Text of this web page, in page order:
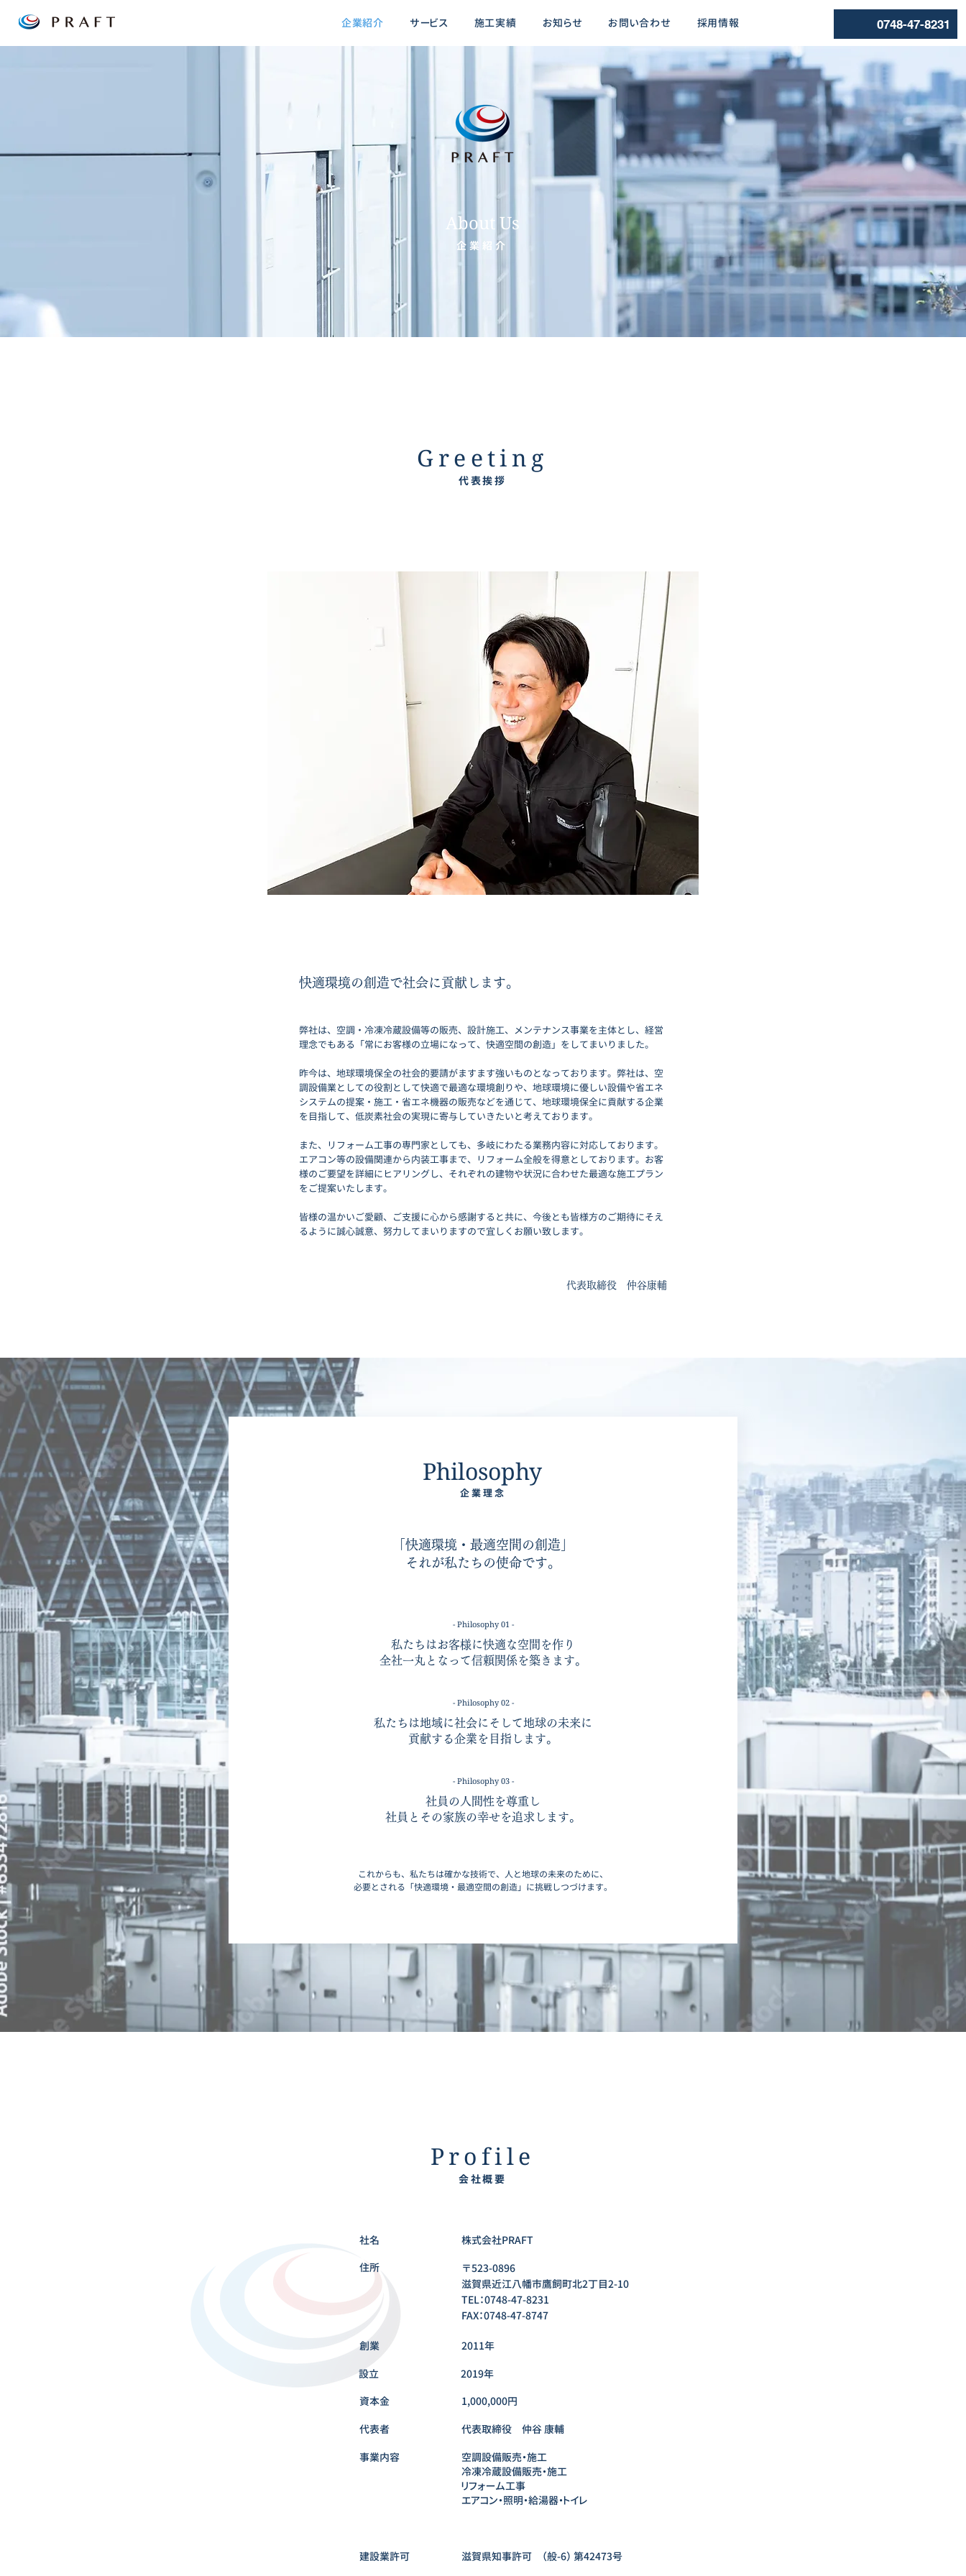
企業紹介 サービス 施工実績 お知らせ お問い合わせ 採用情報 0748-47-8231
About Us
企業紹介
Greeting
代表挨拶
快適環境の創造で社会に貢献します。
弊社は、空調・冷凍冷蔵設備等の販売、設計施工、メンテナンス事業を主体とし、経営
理念でもある「常にお客様の立場になって、快適空間の創造」をしてまいりました。
昨今は、地球環境保全の社会的要請がますます強いものとなっております。弊社は、空
調設備業としての役割として快適で最適な環境創りや、地球環境に優しい設備や省エネ
システムの提案・施工・省エネ機器の販売などを通じて、地球環境保全に貢献する企業
を目指して、低炭素社会の実現に寄与していきたいと考えております。
また、リフォーム工事の専門家としても、多岐にわたる業務内容に対応しております。
エアコン等の設備関連から内装工事まで、リフォーム全般を得意としております。お客
様のご要望を詳細にヒアリングし、それぞれの建物や状況に合わせた最適な施工プラン
をご提案いたします。
皆様の温かいご愛顧、ご支援に心から感謝すると共に、今後とも皆様方のご期待にそえ
るように誠心誠意、努力してまいりますので宜しくお願い致します。
代表取締役 仲谷康輔
Philosophy
企業理念
「快適環境・最適空間の創造」
それが私たちの使命です。
- Philosophy 01 -
私たちはお客様に快適な空間を作り
全社一丸となって信頼関係を築きます。
- Philosophy 02 -
私たちは地域に社会にそして地球の未来に
貢献する企業を目指します。
- Philosophy 03 -
社員の人間性を尊重し
社員とその家族の幸せを追求します。
これからも、私たちは確かな技術で、人と地球の未来のために、
必要とされる「快適環境・最適空間の創造」に挑戦しつづけます。
Profile
会社概要
社名
株式会社PRAFT
住所
〒523-0896
滋賀県近江八幡市鷹飼町北2丁目2-10
TEL：0748-47-8231
FAX：0748-47-8747
​創業 2011年
設立
2019年
資本金
1,000,000円
代表者 代表取締役 仲谷 康輔
事業内容
空調設備販売・施工
冷凍冷蔵設備販売・施工
リフォーム工事
エアコン・照明・給湯器・トイレ
建設業許可 滋賀県知事許可 （般-6） 第42473号